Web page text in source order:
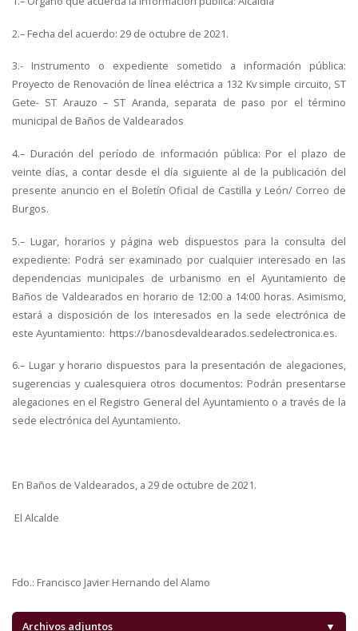
2.– Fecha del acuerdo: 29 de octubre de 2021.
3.- Instrumento o expediente sometido a información pública:
Proyecto de Renovación de línea eléctrica a 132 Kv simple circuito, ST
Gete- ST Arauzo – ST Aranda, separata de paso por el término
municipal de Baños de Valdearados
4.– Duración del período de información pública: Por el plazo de
veinte días, a contar desde el día siguiente al de la publicación del
presente anuncio en el Boletín Oficial de Castilla y León/ Correo de
Burgos.
5.– Lugar, horarios y página web dispuestos para la consulta del
expediente: Podrá ser examinado por cualquier interesado en las
dependencias municipales de urbanismo en el Ayuntamiento de
Baños de Valdearados en horario de 12:00 a 14:00 horas. Asimismo,
estará a disposición de los interesados en la sede electrónica de
este Ayuntamiento: https://banosdevaldearados.sedelectronica.es.
6.– Lugar y horario dispuestos para la presentación de alegaciones,
sugerencias y cualesquiera otros documentos: Podrán presentarse
alegaciones en el Registro General del Ayuntamiento o a través de la
sede electrónica del Ayuntamiento.
En Baños de Valdearados, a 29 de octubre de 2021.
El Alcalde
Fdo.: Francisco Javier Hernando del Alamo
Archivos adjuntos ▼